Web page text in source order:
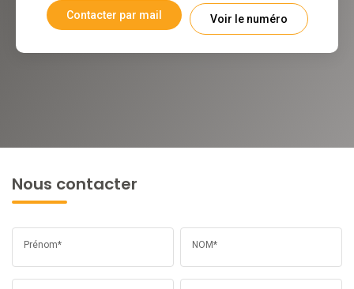
Contacter par mail Voir le numéro
Nous contacter
Prénom* NOM*